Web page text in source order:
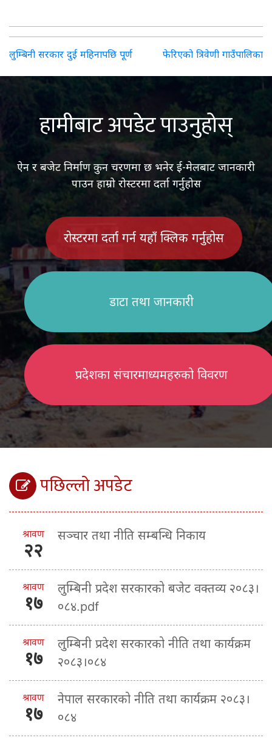
Post
navigation
लुम्बिनी सरकार दुई महिनापछि पूर्ण फेरिएको त्रिवेणी गाउँपालिका
हामीबाट अपडेट पाउनुहोस्
ऐन र बजेट निर्माण कुन चरणमा छ भनेर ई-मेलबाट जानकारी
पाउन हाम्रो रोस्टरमा दर्ता गर्नुहोस
रोस्टरमा दर्ता गर्न यहाँ क्लिक गर्नुहोस
डाटा तथा जानकारी
प्रदेशका संचारमाध्यमहरुको विवरण
पछिल्लो अपडेट
श्रावण
२२
सञ्चार तथा नीति सम्बन्धि निकाय
श्रावण
१७
लुम्बिनी प्रदेश सरकारको बजेट वक्तव्य २०८३।
०८४.pdf
श्रावण
१७
लुम्बिनी प्रदेश सरकारको नीति तथा कार्यक्रम
२०८३।०८४
श्रावण
१७
नेपाल सरकारको नीति तथा कार्यक्रम २०८३।
०८४